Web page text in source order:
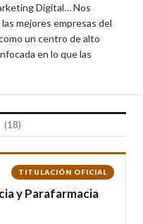
Digital… Nos
mejores empresas del
un centro de alto
en lo que las
(18)
TITULACIÓN OFICIAL
y Parafarmacia